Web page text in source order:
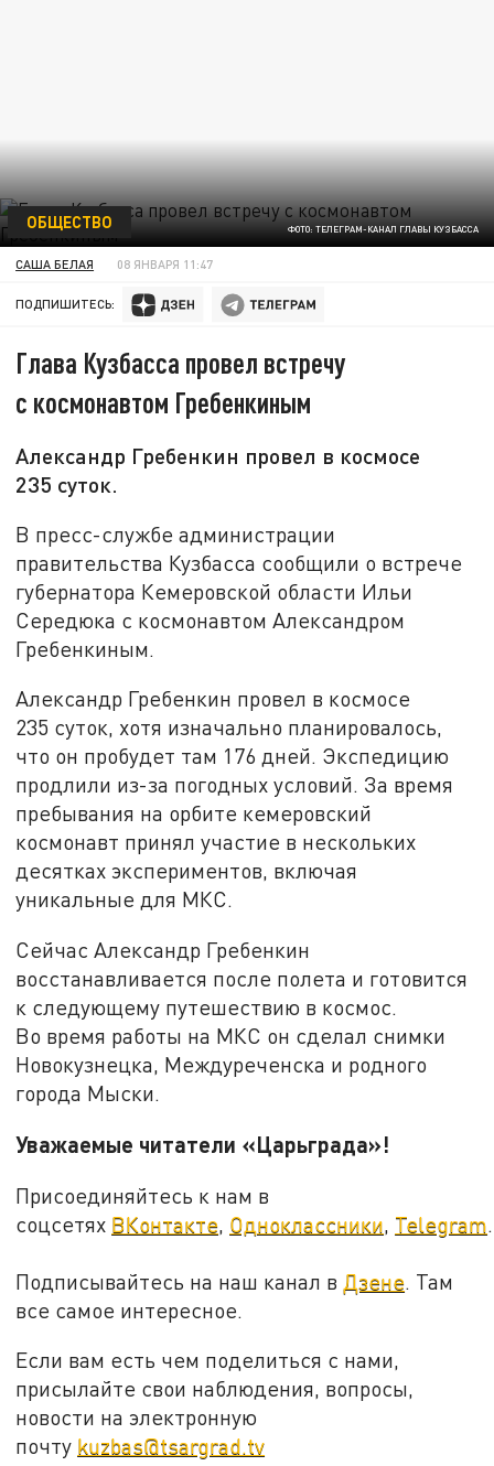
ФОТО: ТЕЛЕГРАМ-КАНАЛ ГЛАВЫ КУЗБАССА
ОБЩЕСТВО
САША БЕЛАЯ 08 ЯНВАРЯ 11:47
ПОДПИШИТЕСЬ:
Глава Кузбасса провел встречу
с космонавтом Гребенкиным
Александр Гребенкин провел в космосе
235 суток.
В пресс-службе администрации
правительства Кузбасса сообщили о встрече
губернатора Кемеровской области Ильи
Середюка с космонавтом Александром
Гребенкиным.
Александр Гребенкин провел в космосе
235 суток, хотя изначально планировалось,
что он пробудет там 176 дней. Экспедицию
продлили из-за погодных условий. За время
пребывания на орбите кемеровский
космонавт принял участие в нескольких
десятках экспериментов, включая
уникальные для МКС.
Сейчас Александр Гребенкин
восстанавливается после полета и готовится
к следующему путешествию в космос.
Во время работы на МКС он сделал снимки
Новокузнецка, Междуреченска и родного
города Мыски.
Уважаемые читатели «Царьграда»!
Присоединяйтесь к нам в
соцсетях ВКонтакте Одноклассники Telegram
Подписывайтесь на наш канал в Дзене . Там
все самое интересное.
Если вам есть чем поделиться с нами,
присылайте свои наблюдения, вопросы,
новости на электронную
почту kuzbas@tsargrad.tv